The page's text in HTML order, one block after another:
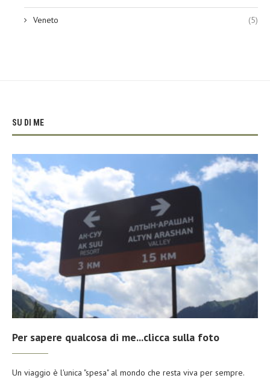
Veneto (5)
SU DI ME
Per sapere qualcosa di me...clicca sulla foto
Un viaggio è l'unica "spesa" al mondo che resta viva per sempre.